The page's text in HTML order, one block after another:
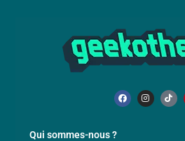
Qui sommes-nous ?